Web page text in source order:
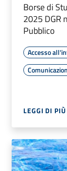
Borse di
2025 DGR
Pubblico
Accesso
LEGGI DI PIÙ